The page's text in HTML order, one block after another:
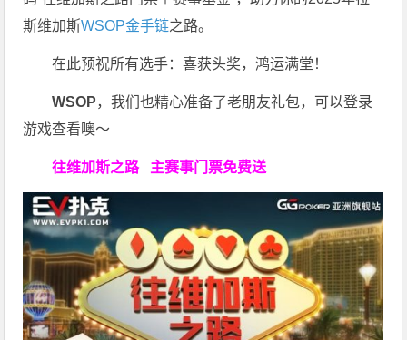
斯维加斯WSOP金手链之路。
在此预祝所有选手：喜获头奖，鸿运满堂！
WSOP，我们也精心准备了老朋友礼包，可以登录
游戏查看噢～
往维加斯之路 主赛事门票免费送